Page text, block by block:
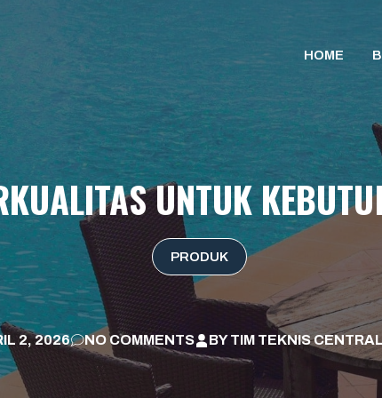
HOME
UNTUK
PRODUK
2, 2026 NO COMMENTS BYTIM TEKNIS